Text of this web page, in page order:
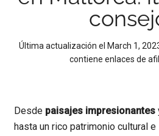
Última actualización el March 1,
contiene enlaces de
Desde paisajes impresionantes
hasta un rico patrimonio cultural